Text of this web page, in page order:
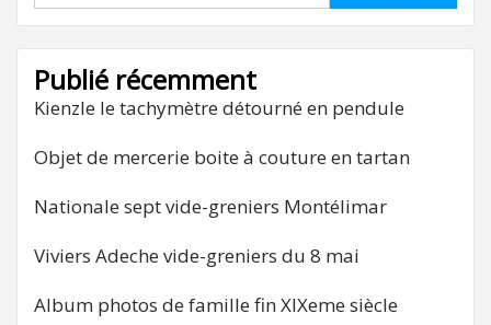
Publié récemment
Kienzle le tachymètre détourné en pendule
Objet de mercerie boite à couture en tartan
Nationale sept vide-greniers Montélimar
Viviers Adeche vide-greniers du 8 mai
Album photos de famille fin XIXeme siècle